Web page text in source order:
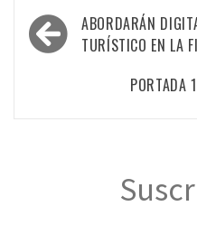
Navegación
de
ABORDARÁN
TURÍSTICO EN LA
PORTADA